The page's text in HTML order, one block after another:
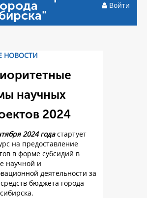
Войти
НОВОСТИ
научных
2024
2024 годастартует
на предоставление
в форме субсидий в
научной и
деятельности за
бюджета города